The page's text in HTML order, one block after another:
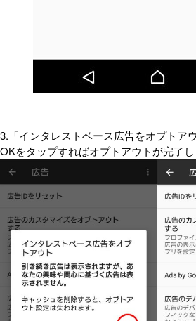
3.「インタレストベース広告をオプトア
OKをタップすればオプトアウトが完了し